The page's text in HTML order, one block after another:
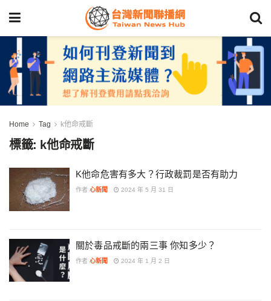
Home Tag k他命戒斷
標籤: k他命戒斷
K他命危害有多大？行政裁罰是否有助力
作者 心新聞 2024 年 5 月 31 日
關於毒品戒斷的兩三事 你知多少？
作者 心新聞 2024 年 1 月 2 日